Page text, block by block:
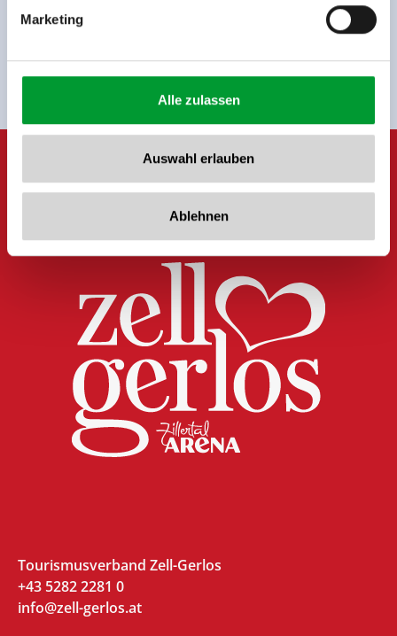
Marketing
Alle zulassen
Auswahl erlauben
Ablehnen
Tourismusverband Zell-Gerlos
+43 5282 2281 0
info@zell-gerlos.at